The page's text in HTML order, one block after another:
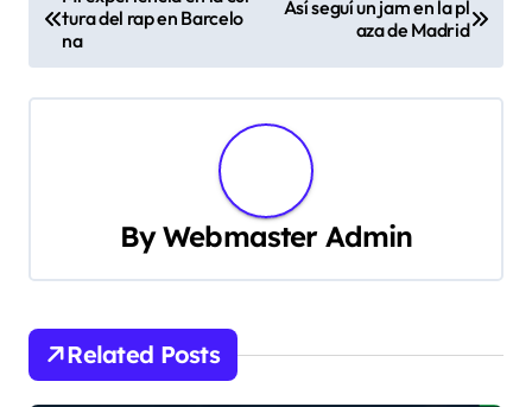
s
v
i
g
tura del rap en Barcelo
na
Así seguí un jam en la pl
aza de Madrid
ByWebmaster Admin
Related Posts